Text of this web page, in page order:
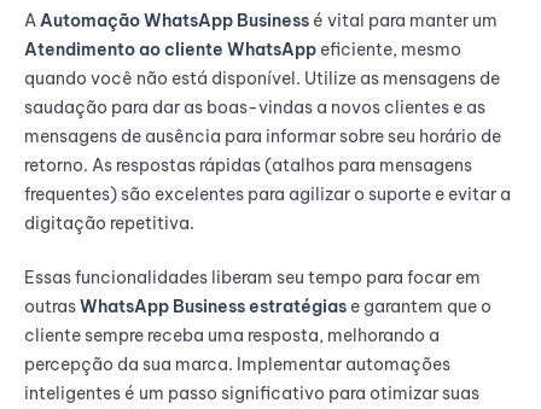
AAutomação WhatsApp Business é vital para manter um
Atendimento ao cliente WhatsApp eficiente, mesmo
quando você não está disponível. Utilize as mensagens de
saudação para dar as boas-vindas a novos clientes e as
mensagens de ausência para informar sobre seu horário de
retorno. As respostas rápidas (atalhos para mensagens
frequentes) são excelentes para agilizar o suporte e evitar a
digitação repetitiva.
Essas funcionalidades liberam seu tempo para focar em
outrasWhatsApp Business estratégias e garantem que o
cliente sempre receba uma resposta, melhorando a
percepção da sua marca. Implementar automações
inteligentes é um passo significativo para otimizar suas